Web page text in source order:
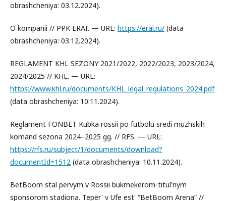
obrashcheniya: 03.12.2024).
O kompanii // PPK ERAI. — URL: https://erai.ru/ (data
obrashcheniya: 03.12.2024).
REGLAMENT KHL SEZONY 2021/2022, 2022/2023, 2023/2024,
2024/2025 // KHL. — URL:
https://www.khl.ru/documents/KHL_legal_regulations_2024.pdf
(data obrashcheniya: 10.11.2024).
Reglament FONBET Kubka rossii po futbolu sredi muzhskih
komand sezona 2024–2025 gg. // RFS. — URL:
https://rfs.ru/subject/1/documents/download?
documentId=1512 (data obrashcheniya: 10.11.2024).
BetBoom stal pervym v Rossii bukmekerom-titul'nym
sponsorom stadiona. Teper' v Ufe est' “BetBoom Arena” //